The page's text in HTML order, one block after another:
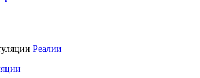
Реалии